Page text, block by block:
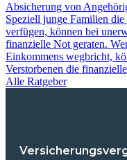
Absicherung von
Speziell junge Familien
verfügen, können bei
finanzielle Not geraten.
Einkommens wegbricht,
Verstorbenen die
Alle Ratgeber